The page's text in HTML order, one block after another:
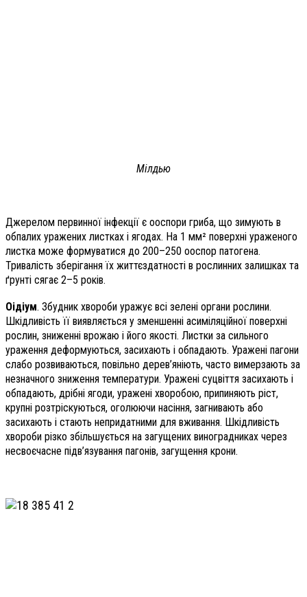
Мілдью
Джерелом первинної інфекції є ооспори гриба, що зимують в
обпалих уражених листках і ягодах. На 1 мм² поверхні ураженого
листка може формуватися до 200–250 ооспор патогена.
Тривалість зберігання їх життєздатності в рослинних залишках та
ґрунті сягає 2–5 років.
Оідіум. Збудник хвороби уражує всі зелені органи рослини.
Шкідливість її виявляє­ться у зменшенні асиміляційної поверхні
рослин, зниженні врожаю і його якості. Листки за сильного
ураження деформуються, засихають і обпадають. Уражені пагони
слабо розвиваються, повільно дерев’яніють, часто вимерзають за
незначного зниження температури. Уражені суцвіття засихають і
обпадають, дрібні ягоди, уражені хворобою, припиняють ріст,
крупні розтріскуються, оголюючи насіння, загнивають або
засихають і стають непридатними для вживання. Шкідливість
хвороби різко збільшується на загущених виноградниках через
несвоєчасне підв’язування пагонів, загущення крони.